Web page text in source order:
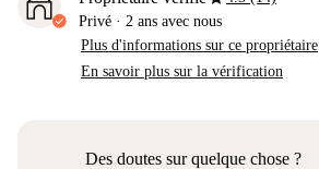
Privé · 2 ans avec nous
Plus d'informations sur ce propriétaire
En savoir plus sur la vérification
Des doutes sur quelque chose ?